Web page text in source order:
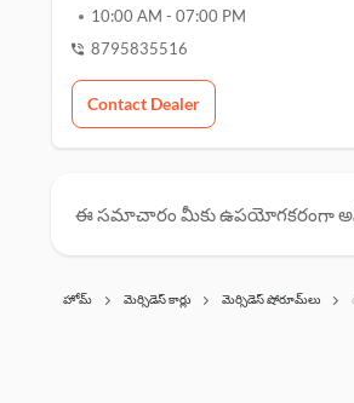
10:00 AM - 07:00 PM
8795835516
Contact Dealer
ఈ సమాచారం మీకు ఉపయోగకరంగా
హోమ్ మెర్సిడెస్ కార్లు మెర్సిడెస్ షోరూమ్‌లు